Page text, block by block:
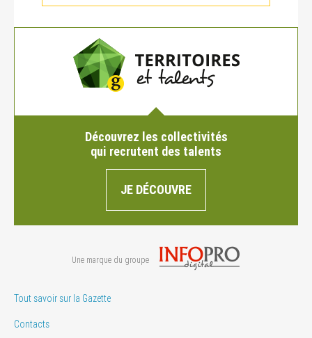
Découvrez les collectivités
qui recrutent des talents
JE DÉCOUVRE
Une marque du groupe
Tout savoir sur la Gazette
Contacts